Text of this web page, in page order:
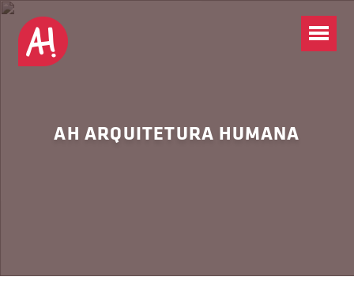
AH ARQUITETURA HUMANA